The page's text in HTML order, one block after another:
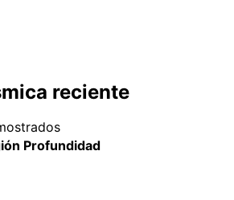
reciente
Profundidad